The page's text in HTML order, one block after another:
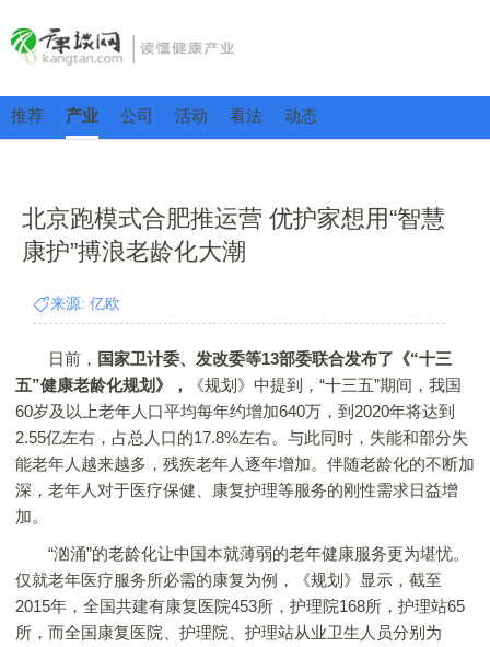
推荐 产业 公司 活动 看法 动态
北京跑模式合肥推运营 优护家想用“智慧
康护”搏浪老龄化大潮
来源: 亿欧
日前， 国家卫计委、发改委等13部委联合发布了《“十三
五”健康老龄化规划》，
《规划》中提到，“十三五”期间，我国
60岁及以上老年人口平均每年约增加640万，到2020年将达到
2.55亿左右，占总人口的17.8%左右。与此同时，失能和部分失
能老年人越来越多，残疾老年人逐年增加。伴随老龄化的不断加
深，老年人对于医疗保健、康复护理等服务的刚性需求日益增
加。
“汹涌”的老龄化让中国本就薄弱的老年健康服务更为堪忧。
仅就老年医疗服务所必需的康复为例，《规划》显示，截至
2015年，全国共建有康复医院453所，护理院168所，护理站65
所，而全国康复医院、护理院、护理站从业卫生人员分别为